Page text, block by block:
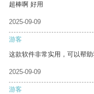
超棒啊 好用
2025-09-09
游客
这款软件非常实用，可以帮助
2025-09-09
游客